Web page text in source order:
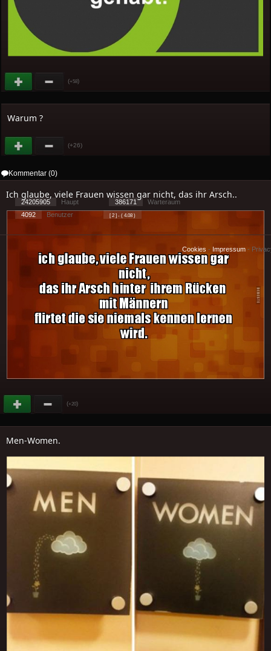
(+58)
Warum ?
(+26)
Kommentar (0)
Ich glaube, viele Frauen wissen gar nicht, das ihr Arsch..
(+20)
Men-Women.
24205905 Haupt 386171
Warteraum
4092
Benutzer [ 2 ] - ( 4.08 )
Cookies - Impressum -